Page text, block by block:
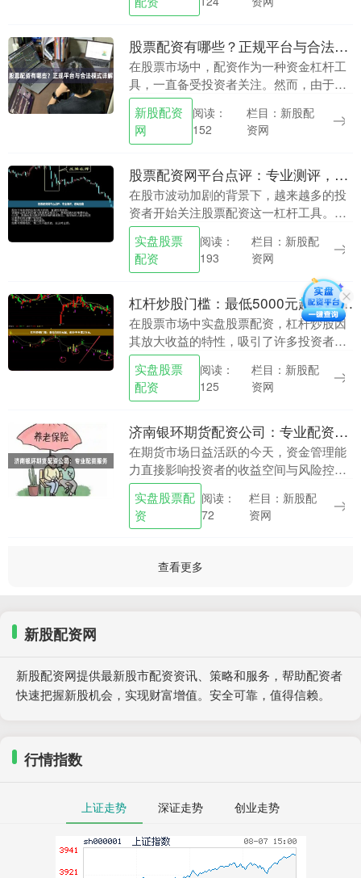
作伙伴，成为投资....
股票配资有哪些？正规平台与合法模式详解
在股票市场中，配资作为一种资金杠杆工
具，一直备受投资者关注。然而，由于行
业鱼龙混杂，了解股票配资的类型、正规
平台特征及合法模式，对投资者至关重
要。本文将为您详细....
新股配资
网
阅读：
152
栏目：新股配
资网
股票配资网平台点评：专业测评，避坑指南
在股市波动加剧的背景下，越来越多的投
资者开始关注股票配资这一杠杆工具。然
而，面对市场上数量众多的配资平台，如
何甄别合规平台、避开资金陷阱，成为投
资者面临的首要难....
实盘股票
配资
阅读：
193
栏目：新股配
资网
杠杆炒股门槛：最低5000元起，部分平台需2万元。
在股票市场中实盘股票配资，杠杆炒股因
其放大收益的特性，吸引了许多投资者关
注。但不同平台的资金门槛差异较大，最
低5000元即可参与，而部分平台则要求2
万元起步。了....
实盘股票
配资
阅读：
125
栏目：新股配
资网
济南银环期货配资公司：专业配资服务
在期货市场日益活跃的今天，资金管理能
力直接影响投资者的收益空间与风险控制
水平。对于许多有成熟交易策略但受限于
资金规模的投资者而言实盘股票配资，选
择一家专业、合规....
实盘股票配
资
阅读：
72
栏目：新股配
资网
查看更多
新股配资网
新股配资网提供最新股市配资资讯、策略和服务，帮助配资者
快速把握新股机会，实现财富增值。安全可靠，值得信赖。
行情指数
上证走势 深证走势 创业走势